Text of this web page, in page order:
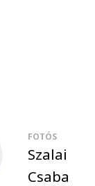
FOTÓS
Szalai
Csaba